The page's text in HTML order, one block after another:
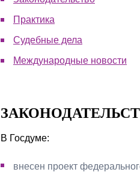
Почему «Пепеляев Групп»?
Обращение Управляющего
Партнера
Практика
Судебные дела
Международные новости
В Госдуме:
внесен проект